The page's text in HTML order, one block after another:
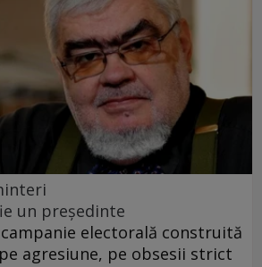
un președinte
electorală construită
agresiune, pe obsesii strict